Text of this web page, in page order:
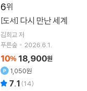
6
[도서] 다시 만난 세계
김희교 저
푸른숲
2026.6.1.
10% 18,900원
1,050원
7.1 (14)